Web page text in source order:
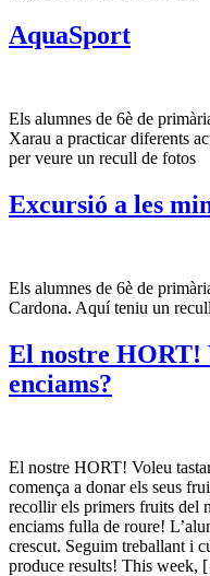
AquaSport
Els alumnes de 6è de
Xarau a practicar diferents
per veure un recull de fotos
Excursió a les
Els alumnes de 6è de
Cardona. Aquí teniu un
El nostre HORT!
enciams?
El nostre HORT! Voleu
comença a donar els seus
recollir els primers fruits del
enciams fulla de roure!
crescut. Seguim treballant i
produce results! This